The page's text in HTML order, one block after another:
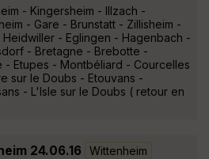
- Kingersheim - Illzach -
- Gare - Brunstatt - Zillisheim -
Heidwiller - Eglingen - Hagenbach -
- Bretagne - Brebotte -
Etupes - Montbéliard - Courcelles
sur le Doubs - Etouvans -
- L'Isle sur le Doubs ( retour en
24.06.16 Wittenheim